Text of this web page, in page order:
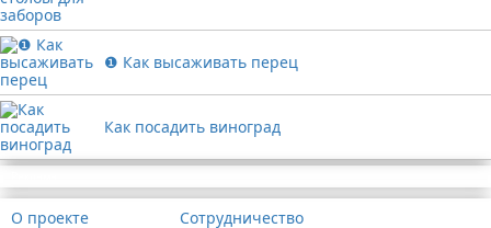
❶ Как высаживать перец
Как посадить виноград
О проекте
Сотрудничество